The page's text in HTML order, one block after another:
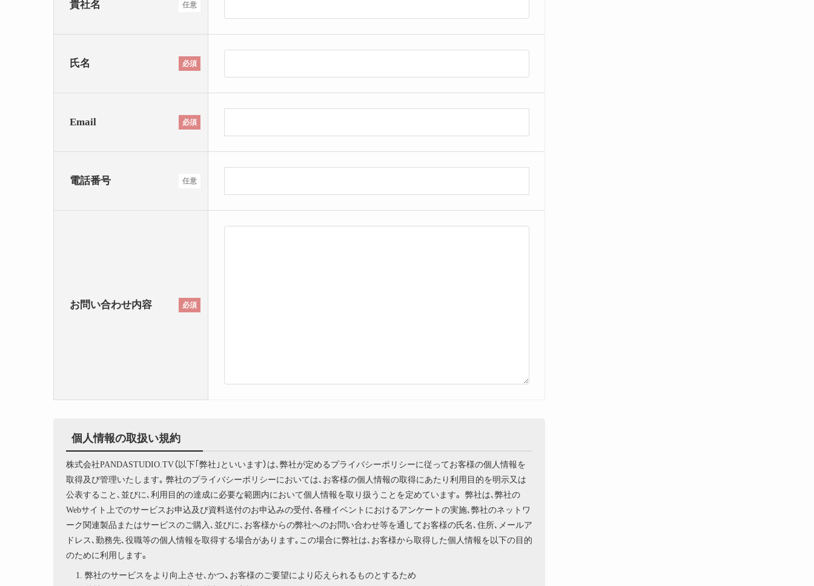
任意
貴社名
必須
氏名
必須
Email
任意
電話番号
必須
お問い合わせ内容
個人情報の取扱い規約
株式会社PANDASTUDIO.TV（以下｢弊社｣といいます）は､弊社が定めるプライバシーポリシーに従ってお客様の個人情報を
取得及び管理いたします｡ 弊社のプライバシーポリシーにおいては､お客様の個人情報の取得にあたり利用目的を明示又は
公表すること､並びに､利用目的の達成に必要な範囲内において個人情報を取り扱うことを定めています。 弊社は､弊社の
Webサイト上でのサービスお申込及び資料送付のお申込みの受付､各種イベントにおけるアンケートの実施､弊社のネットワ
ーク関連製品またはサービスのご購入､並びに､お客様からの弊社へのお問い合わせ等を通してお客様の氏名､住所､メールア
ドレス､勤務先､役職等の個人情報を取得する場合があります｡この場合に弊社は､お客様から取得した個人情報を以下の目的
のために利用します。
弊社のサービスをより向上させ､かつ、お客様のご要望により応えられるものとするため